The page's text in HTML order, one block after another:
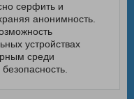
серфить и
анонимность.
устройствах
среди